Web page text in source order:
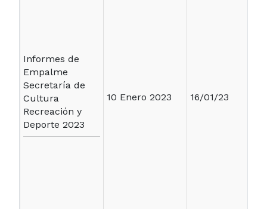
Informes de
Empalme
Secretaría de
Cultura
Recreación y
Deporte 2023
10 Enero 2023 16/01/23